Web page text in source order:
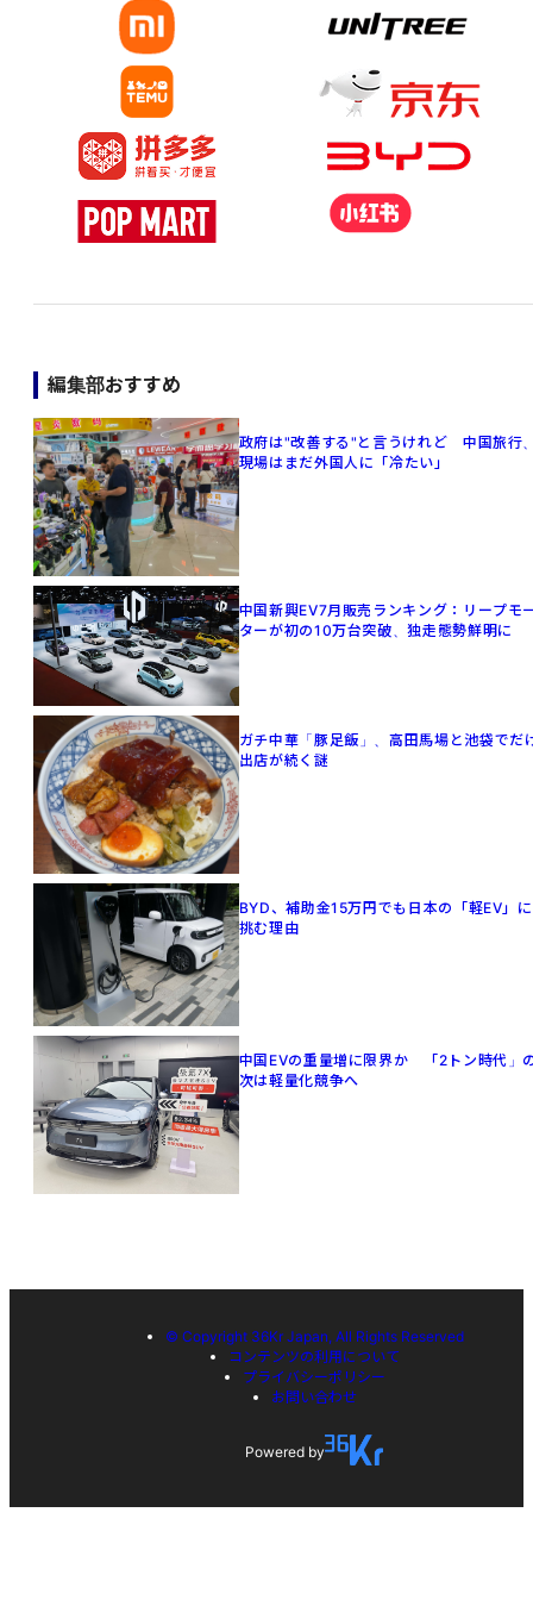
編集部おすすめ
政府は"改善する"と言うけれど 中国旅行
現場はまだ外国人に「冷たい」
中国新興EV7月販売ランキング：リープモ
ターが初の10万台突破、独走態勢鮮明に
ガチ中華「豚足飯」、高田馬場と池袋でだ
出店が続く謎
BYD、補助金15万円でも日本の「軽EV」に
挑む理由
中国EVの重量増に限界か 「2トン時代」
次は軽量化競争へ
© Copyright 36Kr Japan, All Rights Reserved
コンテンツの利用について
プライバシーポリシー
お問い合わせ
Powered by